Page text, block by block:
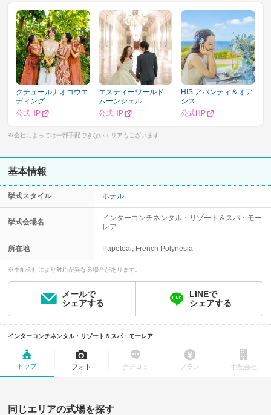
クチュールナオコウエ
ディング
公式HP
エスティーワールド
ムーンシェル
公式HP
HIS アバンティ＆オア
シス
公式HP
※会社によっては一部手配できないエリアもございます
基本情報
挙式スタイル ホテル
挙式会場名
インターコンチネンタル・リゾート＆スパ・モー
レア
所在地 Papetoai, French Polynesia
※手配会社により対応が異なる場合があります。
メールで
シェアする
LINEで
シェアする
インターコンチネンタル・リゾート＆スパ・モーレア
トップ フォト クチコミ プラン 手配会社
同じエリアの式場を探す